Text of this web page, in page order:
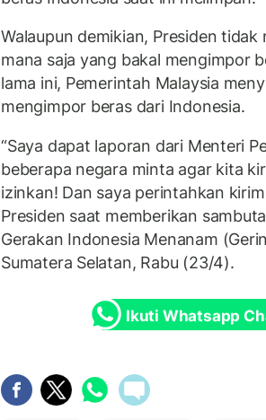
Walaupun demikian, Presiden
mana saja yang bakal mengimpor
lama ini, Pemerintah Malaysia
mengimpor beras dari Indonesia.
“Saya dapat laporan dari Menteri
beberapa negara minta agar kita
izinkan! Dan saya perintahkan
Presiden saat memberikan
Gerakan Indonesia Menanam
Sumatera Selatan, Rabu (23/4).
Ikuti Whatsapp